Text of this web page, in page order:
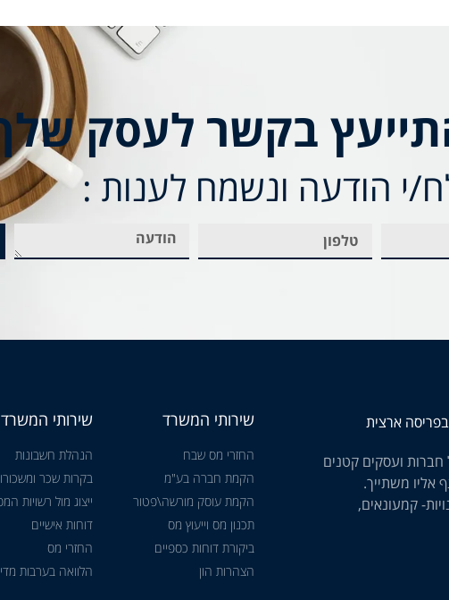
בקשר לעסק
י הודעה ונשמח לענות :
ועסקים קטנים
אליו משתייך.
קמעונאים,
שירותי המשרד
החזרי מס שבח
הקמת חברה בע"מ
הקמת עוסק מורשה\פטור
תכנון מס וייעוץ מס
ביקורת דוחות כספיים
הצהרות הון
שירותי המשרד
הנהלת חשבונות
בקרות שכר
ייצוג מול רשויות
דוחות אישיים
החזרי מס
הלוואה בערבות